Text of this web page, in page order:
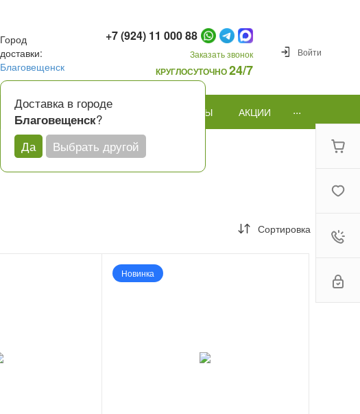
Город
доставки:
Благовещенск
Доставка в городе
Благовещенск?
Да
Выбрать другой
+7 (924) 11 000 88
Заказать звонок
КРУГЛОСУТОЧНО24/7
Войти
КОМУ ПОВОД ПОДАРКИ И ШАРЫ АКЦИИ ...
Сортировка
Новинка